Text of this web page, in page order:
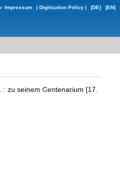
Impressum | Digitization Policy | [DE] [EN]
: zu seinem Centenarium [17.